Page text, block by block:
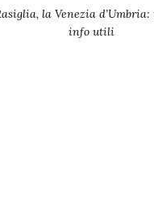
la Venezia
info utili